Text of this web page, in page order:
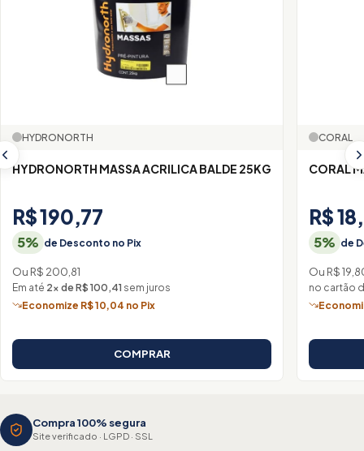
HYDRONORTH
HYDRONORTH MASSA ACRILICA BALDE 25KG
R$ 190,77
5% de Desconto no Pix
Ou R$ 200,81
Em até 2× de R$ 100,41 sem juros
Economize R$ 10,04 no Pix
COMPRAR
CORAL
CORAL
R$
5% de
Ou R$
no cartão
Compra 100% segura
Site verificado · LGPD · SSL